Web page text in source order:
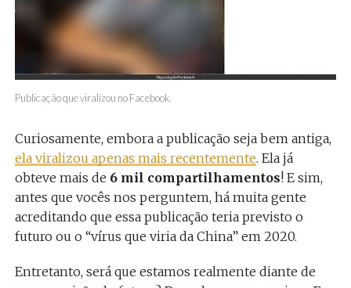
Publicação que viralizou no Facebook.
Curiosamente, embora a publicação seja bem antiga,
ela viralizou apenas mais recentemente. Ela já
obteve mais de 6 mil compartilhamentos! E sim,
antes que vocês nos perguntem, há muita gente
acreditando que essa publicação teria previsto o
futuro ou o “vírus que viria da China” em 2020.
Entretanto, será que estamos realmente diante de